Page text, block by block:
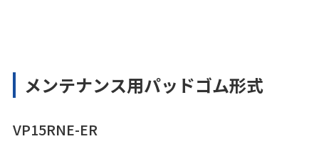
メンテナンス用パッドゴム形式
VP15RNE-ER